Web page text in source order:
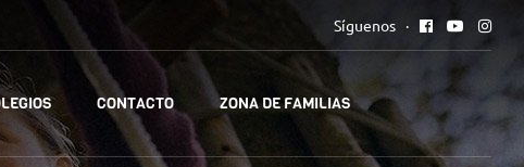
Síguenos
CONTACTO ZONA DE FAMILIAS